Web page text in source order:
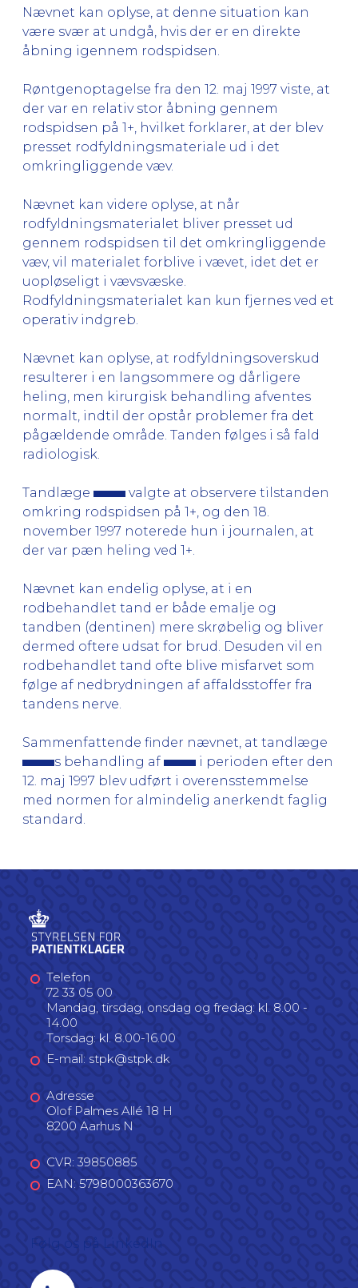
Nævnet kan oplyse, at denne situation kan
være svær at undgå, hvis der er en direkte
åbning igennem rodspidsen.
Røntgenoptagelse fra den 12. maj 1997 viste, at
der var en relativ stor åbning gennem
rodspidsen på 1+, hvilket forklarer, at der blev
presset rodfyldningsmateriale ud i det
omkringliggende væv.
Nævnet kan videre oplyse, at når
rodfyldningsmaterialet bliver presset ud
gennem rodspidsen til det omkringliggende
væv, vil materialet forblive i vævet, idet det er
uopløseligt i vævsvæske.
Rodfyldningsmaterialet kan kun fjernes ved et
operativ indgreb.
Nævnet kan oplyse, at rodfyldningsoverskud
resulterer i en langsommere og dårligere
heling, men kirurgisk behandling afventes
normalt, indtil der opstår problemer fra det
pågældende område. Tanden følges i så fald
radiologisk.
Tandlæge
valgte at observere tilstanden
omkring rodspidsen på 1+, og den 18.
november 1997 noterede hun i journalen, at
der var pæn heling ved 1+.
Nævnet kan endelig oplyse, at i en
rodbehandlet tand er både emalje og
tandben (dentinen) mere skrøbelig og bliver
dermed oftere udsat for brud. Desuden vil en
rodbehandlet tand ofte blive misfarvet som
følge af nedbrydningen af affaldsstoffer fra
tandens nerve.
Sammenfattende finder nævnet, at tandlæge
s behandling af
i perioden efter den
12. maj 1997 blev udført i overensstemmelse
med normen for almindelig anerkendt faglig
standard.
Telefon
72 33 05 00
Mandag, tirsdag, onsdag og fredag: kl. 8.00 -
14.00
Torsdag: kl. 8.00-16.00
E-mail: stpk@stpk.dk
Adresse
Olof Palmes Allé 18 H
8200 Aarhus N
CVR: 39850885
EAN: 5798000363670
Linkedin profil